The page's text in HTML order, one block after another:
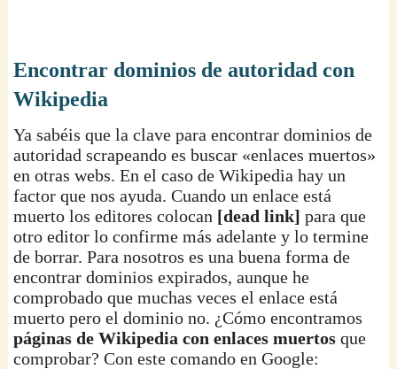
Encontrar dominios de autoridad con
Wikipedia
Ya sabéis que la clave para encontrar dominios de
autoridad scrapeando es buscar «enlaces muertos»
en otras webs. En el caso de Wikipedia hay un
factor que nos ayuda. Cuando un enlace está
muerto los editores colocan [dead link] para que
otro editor lo confirme más adelante y lo termine
de borrar. Para nosotros es una buena forma de
encontrar dominios expirados, aunque he
comprobado que muchas veces el enlace está
muerto pero el dominio no. ¿Cómo encontramos
páginas de Wikipedia con enlaces muertos que
comprobar? Con este comando en Google: